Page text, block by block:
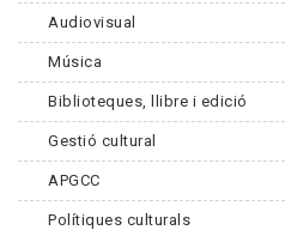
Audiovisual
Música
Biblioteques, llibre i edició
Gestió cultural
APGCC
Polítiques culturals